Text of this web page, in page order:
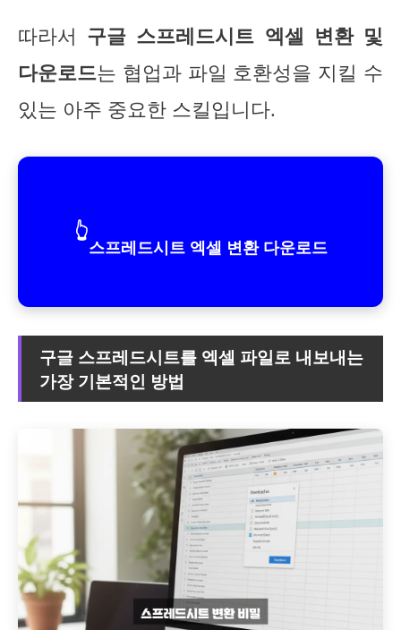
따라서 구글 스프레드시트 엑셀 변환 및
다운로드는 협업과 파일 호환성을 지킬 수
있는 아주 중요한 스킬입니다.
👆
스프레드시트 엑셀 변환 다운로드
구글 스프레드시트를 엑셀 파일로 내보내는
가장 기본적인 방법